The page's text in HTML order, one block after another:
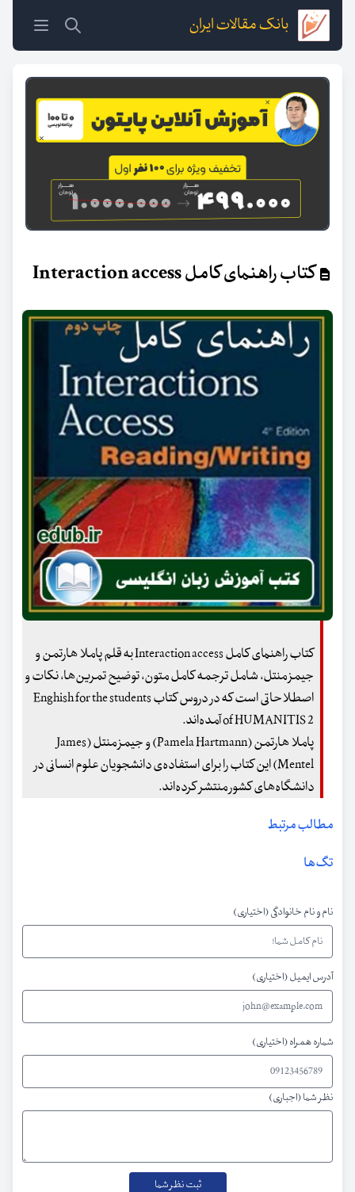
بانک مقالات ایران
کتاب راهنمای کامل Interaction access
کتاب راهنمای کامل Interaction access به قلم پاملا هارتمن و
جیمز منتل، شامل ترجمه کامل متون، توضیح تمرین‌ها، نکات و
اصطلاحاتی است که در دروس کتاب Enghish for the students
of HUMANITIS 2 آمده‌اند.
پاملا هارتمن (Pamela Hartmann) و جیمز منتل (James
Mentel) این کتاب را برای استفاده‌ی دانشجویان علوم انسانی در
دانشگاه‌های کشور منتشر کرده‌اند.
مطالب مرتبط
تگ‌ها
نام و نام خانوادگی (اختیاری)
آدرس ایمیل (اختیاری)
شماره همراه (اختیاری)
نظر شما (اجباری)